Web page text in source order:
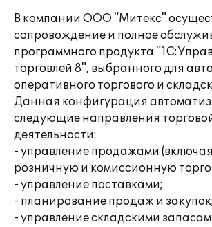
В компании ООО "Митекс"
сопровождение и полное
программного продукта
торговлей 8", выбранного для
оперативного торгового и
Данная конфигурация
следующие направления
деятельности:
- управление продажами
розничную и комиссионную
- управление поставками;
- планирование продаж и
- управление складскими